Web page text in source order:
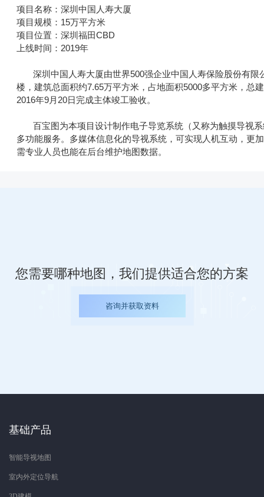
项目名称：深圳中国人寿大厦
项目规模：15万平方米
项目位置：深圳福田CBD
上线时间：2019年
深圳中国人寿大厦由世界500强企业中国人寿保险股份有限
楼，建筑总面积约7.65万平方米，占地面积5000多平方米，总
2016年9月20日完成主体竣工验收。
百宝图为本项目设计制作电子导览系统（又称为触摸导视系
多功能服务。多媒体信息化的导视系统，可实现人机互动，更
需专业人员也能在后台维护地图数据。
您需要哪种地图，我们提供适合您的方案
咨询并获取资料
基础产品
智能导视地图
室内外定位导航